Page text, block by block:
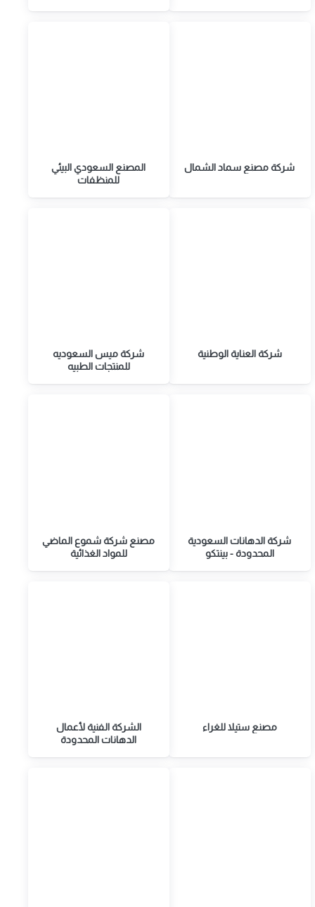
شركة مصنع سماد الشمال
المصنع السعودي البيئي
للمنظفات
شركة العناية الوطنية
شركة ميس السعوديه
للمنتجات الطبيه
شركة الدهانات السعودية
المحدودة - بينتكو
مصنع شركة شموع الماضي
للمواد الغذائية
مصنع ستيلا للغراء
الشركة الفنية لأعمال
الدهانات المحدودة